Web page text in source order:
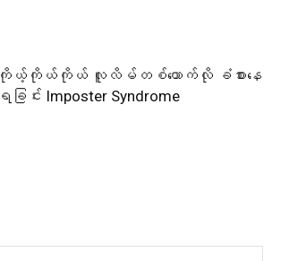
ကိုယ့်ကိုယ်ကိုယ် လူလိမ်တစ်ယောက်လို ခံစားနေ
ရခြင်း Imposter Syndrome